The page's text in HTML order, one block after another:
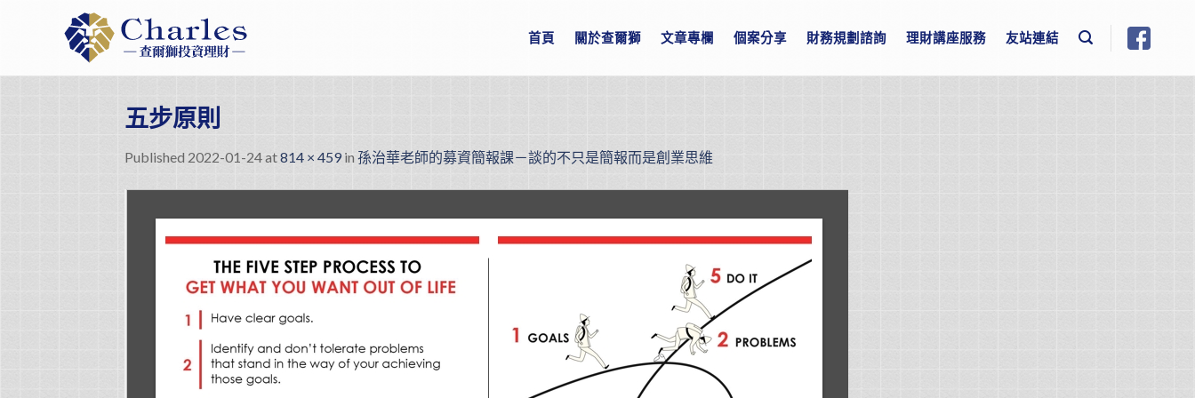
首頁 關於查爾獅 文章專欄 個案分享 財務規劃諮詢 理財講座服務 友站連結
五步原則
Published 2022-01-24at814 × 459 in孫治華老師的募資簡報課－談的不只是簡報而是創業思維